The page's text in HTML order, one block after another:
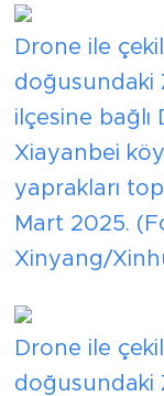
Drone ile
doğusundaki
ilçesine bağlı
Xiayanbei
yaprakları
Mart 2025.
Xinyang/
Drone ile
doğusundaki